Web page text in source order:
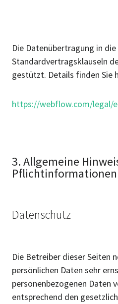
Die Datenübertragung in
Standardvertragsklauseln
gestützt. Details finden Sie
https://webflow.com/legal/
3. Allgemeine
Pflichtinformationen
Datenschutz
Die Betreiber dieser Seiten
persönlichen Daten sehr
personenbezogenen Daten
entsprechend den